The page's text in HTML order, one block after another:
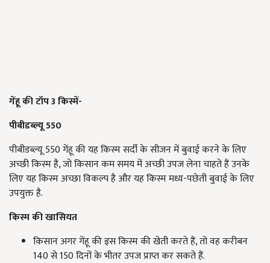
गेंहू की टॉप 3 किस्में-
पीबीडब्ल्यू 550
पीबीडब्ल्यू 550 गेंहू की यह किस्म सर्दी के सीजन में बुवाई करने के लिए
अच्छी किस्म है, जो किसान कम समय में अच्छी उपज लेना चाहते हैं उनके
लिए यह किस्म अच्छा विकल्प है और यह किस्म मध्य-पछेती बुवाई के लिए
उपयुक्त है.
किस्म की खासियत
किसान अगर गेंहू की इस किस्म की खेती करते हैं, तो वह करीबन
140 से 150 दिनों के भीतर उपज प्राप्त कर सकते हैं.